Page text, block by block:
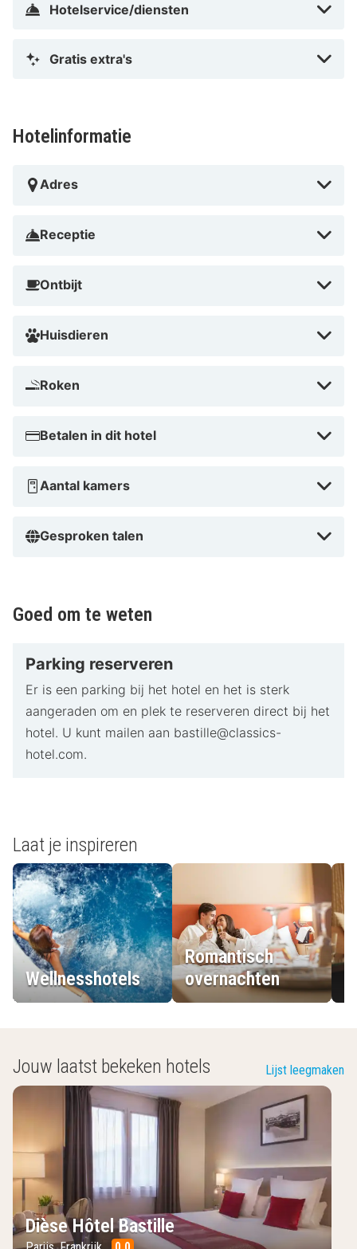
Hotelservice/diensten
Gratis extra's
Hotelinformatie
Adres
Receptie
Ontbijt
Huisdieren
Roken
Betalen in dit hotel
Aantal kamers
Gesproken talen
Goed om te weten
Parking reserveren
Er is een parking bij het hotel en het is sterk
aangeraden om en plek te reserveren direct bij het
hotel. U kunt mailen aan bastille@classics-
hotel.com.
Laat je inspireren
Wellnesshotels
Romantisch
overnachten
Jouw laatst bekeken hotels Lijst leegmaken
Dièse Hôtel Bastille